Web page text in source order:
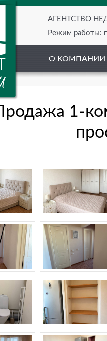
АГЕНТСТВО
Режим работы:
О КОМПАНИИ
Продажа 1-